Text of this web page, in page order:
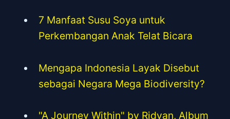
7 Manfaat Susu Soya untuk
Perkembangan Anak Telat Bicara
Mengapa Indonesia Layak Disebut
sebagai Negara Mega Biodiversity?
"A Journey Within" by Ridvan, Album